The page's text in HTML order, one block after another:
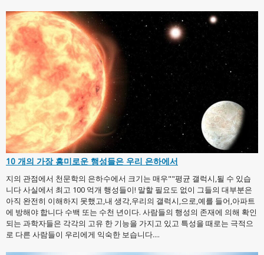
10 개의 가장 흥미로운 행성들은 우리 은하에서
지의 관점에서 천문학의 은하수에서 크기는 매우""평균 갤럭시,될 수 있습
니다 사실에서 최고 100 억개 행성들이! 말할 필요도 없이 그들의 대부분은
아직 완전히 이해하지 못했고,내 생각,우리의 갤럭시,으로,예를 들어,아파트
에 방해야 합니다 수백 또는 수천 년이다. 사람들의 행성의 존재에 의해 확인
되는 과학자들은 각각의 고유 한 기능을 가지고 있고 특성을 때로는 극적으
로 다른 사람들이 우리에게 익숙한 보습니다....